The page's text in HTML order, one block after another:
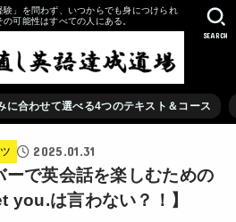
」を問わず、いつからでも身につけられ
可能性はすべての人にある。
に合わせて選べる4つのテキスト＆コース
SEARCH
2025.01.31
ーで英会話を楽しむための
は言わない？！】